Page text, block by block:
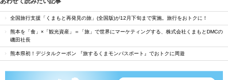
全国旅行支援「くまもと再発見の旅」(全国版)が12月下旬まで実施。旅行をおトクに！
熊本を「食」×「観光資産」＝「旅」で世界にマーケティングする、株式会社くまもとDMCの
磯田社長
熊本県初！デジタルクーポン 『旅するくまモンパスポート』でおトクに周遊